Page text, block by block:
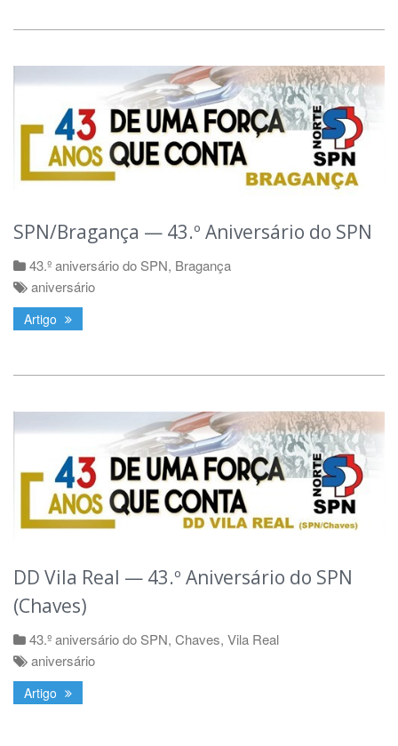
SPN/Bragança — 43.º Aniversário do SPN
43.º aniversário do SPN, Bragança
aniversário
Artigo
DD Vila Real — 43.º Aniversário do SPN
(Chaves)
43.º aniversário do SPN, Chaves, Vila Real
aniversário
Artigo